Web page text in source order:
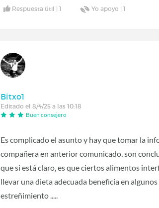
Respuesta útil |1 Yo apoyo |1
Bitxo1
Editado el 8/4/25 a las 10:18
Buen consejero
Es complicado el asunto y hay que tomar la
compañera en anterior comunicado, son
que si está claro, es que ciertos alimentos
llevar una dieta adecuada beneficia en
estreñimiento .....